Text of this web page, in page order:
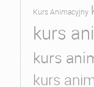
Kurs Animacyjny
kurs
kurs
kurs